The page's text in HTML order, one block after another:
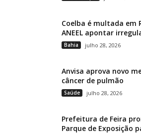
Coelba é multada em
ANEEL apontar
Bahia julho 28, 2026
Anvisa aprova novo
câncer de pulmão
Saúde julho 28, 2026
Prefeitura de Feira
Parque de Exposição